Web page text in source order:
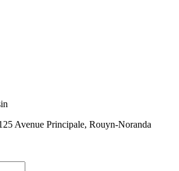
Avenue Principale, Rouyn-Noranda